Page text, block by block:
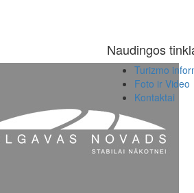
Naudingos
Turizmo
Foto ir Video
Kontaktai